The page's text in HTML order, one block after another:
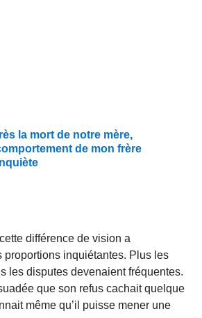
la mort de notre mère,
de mon frère
différence de vision a
proportions inquiétantes. Plus les
les disputes devenaient fréquentes.
que son refus cachait quelque
même qu’il puisse mener une